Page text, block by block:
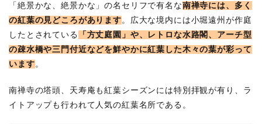
「絶景かな、絶景かな」の名セリフで有名な南禅寺には、多く
の紅葉の見どころがあります 。広大な境内には小堀遠州が作庭
したとされている
「方丈庭園」や、レトロな水路閣、アーチ型
の疎水橋や三門付近などを鮮やかに紅葉した木々の葉が彩って
います 。
南禅寺の塔頭、天寿庵も紅葉シーズンには特別拝観が有り、ラ
イトアップも行われて人気の紅葉名所である。